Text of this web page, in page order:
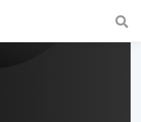
a fast and